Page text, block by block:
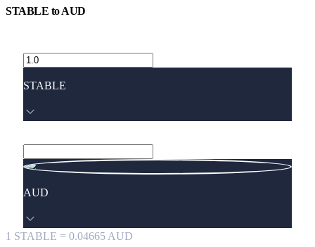
STABLE toAUD
STABLE
AUD
1 STABLE = 0.04665 AUD